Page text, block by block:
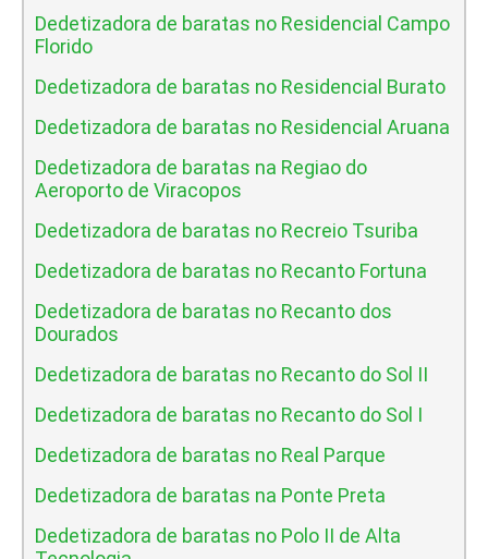
Dedetizadora de baratas no Residencial Campo
Florido
Dedetizadora de baratas no Residencial Burato
Dedetizadora de baratas no Residencial Aruana
Dedetizadora de baratas na Regiao do
Aeroporto de Viracopos
Dedetizadora de baratas no Recreio Tsuriba
Dedetizadora de baratas no Recanto Fortuna
Dedetizadora de baratas no Recanto dos
Dourados
Dedetizadora de baratas no Recanto do Sol II
Dedetizadora de baratas no Recanto do Sol I
Dedetizadora de baratas no Real Parque
Dedetizadora de baratas na Ponte Preta
Dedetizadora de baratas no Polo II de Alta